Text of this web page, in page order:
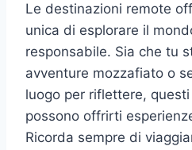
Le destinazioni remote
unica di esplorare il
responsabile. Sia che tu
avventure mozzafiato o
luogo per riflettere,
possono offrirti
Ricorda sempre di